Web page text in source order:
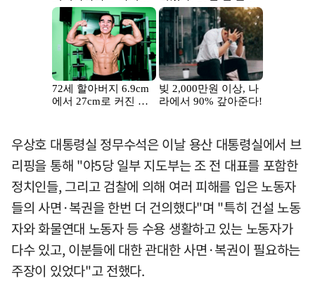
우상호 대통령실 정무수석은 이날 용산 대통령실에서 브
리핑을 통해 "야5당 일부 지도부는 조 전 대표를 포함한
정치인들, 그리고 검찰에 의해 여러 피해를 입은 노동자
들의 사면·복권을 한번 더 건의했다"며 "특히 건설 노동
자와 화물연대 노동자 등 수용 생활하고 있는 노동자가
다수 있고, 이분들에 대한 관대한 사면·복권이 필요하는
주장이 있었다"고 전했다.